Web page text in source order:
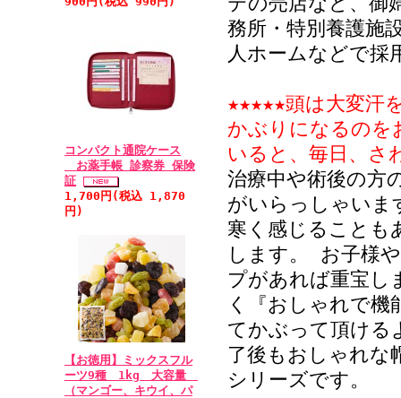
コンパクト通院ケース
お薬手帳 診察券 保険
証
1,700円(税込 1,870
円)
【お徳用】ミックスフル
ーツ9種 1kg 大容量
（マンゴー、キウイ、パ
謝しています。今
む女性の為にも
及び281茶購入)
• 2011/03/08 投
ル：★★★★★
かわいくて、肌触
one by one
した帽子でした
とっても気に入
ましたので 叔母
遣いありがとう
A・S
務所・特別養護施
人ホームなどで
★★★★★頭は大変汗
かぶりになるのを
いると、毎日、さ
治療中や術後の方
がいらっしゃいま
寒く感じることも
します。 お子様
プがあれば重宝し
く『おしゃれで機
てかぶって頂ける
了後もおしゃれな
シリーズです。